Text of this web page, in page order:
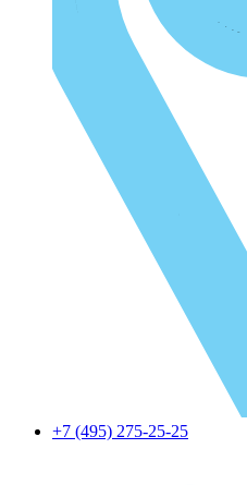
+7 (495) 275-25-25